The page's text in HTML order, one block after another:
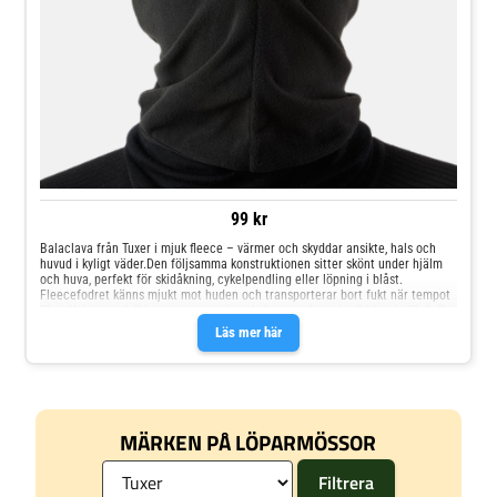
99 kr
Läs mer här
Balaclava från Tuxer i mjuk fleece – värmer och skyddar ansikte, hals och
huvud i kyligt väder.Den följsamma konstruktionen sitter skönt under hjälm
och huva, perfekt för skidåkning, cykelpendling eller löpning i blåst.
Fleecefodret känns mjukt mot huden och transporterar bort fukt när tempot
dagar. • Mjuk fleece • Värmer och andas • Passar under hjälm • Täcker
ansikte och hals • Unisex, one-size • Lätt och packbart
MÄRKEN PÅ LÖPARMÖSSOR